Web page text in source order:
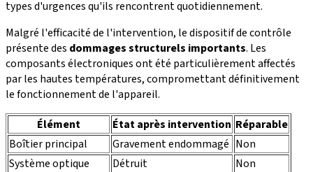
types d'urgences qu'ils rencontrent quotidiennement.
Malgré l'efficacité de l'intervention, le dispositif de contrôle
présente des dommages structurels importants. Les
composants électroniques ont été particulièrement affectés
par les hautes températures, compromettant définitivement
le fonctionnement de l'appareil.
Élément
État après intervention Réparable
Boîtier principal
Gravement endommagé Non
Système optique
Détruit
Non